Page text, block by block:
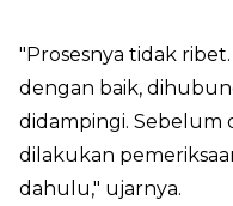
"Prosesnya tidak
dengan baik,
didampingi. Sebelum
dilakukan
dahulu," ujarnya.